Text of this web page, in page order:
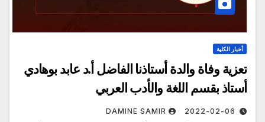
أخبار الكلية
تعزية وفاة والدة أستاذنا الفاضل أ.د عابد بوهادي
أستاذ بقسم اللغة والأدب العربي
2022-02-06
DAMINE SAMIR